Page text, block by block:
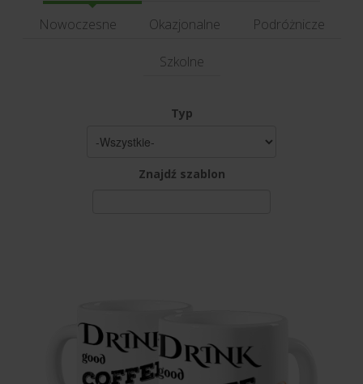
Nowoczesne Okazjonalne Podróżnicze
Szkolne
Typ
Znajdź szablon